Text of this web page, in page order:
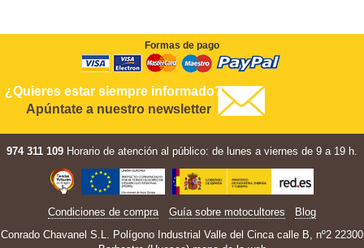
Formas de pago
¿Quieres estar siempre informado?
Apúntate a nuestro newsletter
974 311 109 Horario de atención al público: de lunes a viernes de 9 a 19 h.
Condiciones de compra Guía sobre motocultores
Blog
Conrado Chavanel S.L. Polígono Industrial Valle del Cinca calle B, nº2 22300